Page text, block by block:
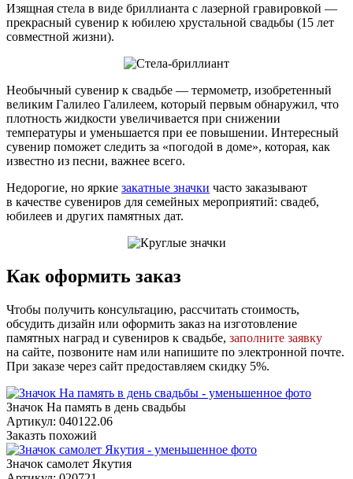
Изящная стела в виде бриллианта с лазерной гравировкой —
прекрасный сувенир к юбилею хрустальной свадьбы (15 лет
совместной жизни).
Необычный сувенир к свадьбе — термометр, изобретенный
великим Галилео Галилеем, который первым обнаружил, что
плотность жидкости увеличивается при снижении
температуры и уменьшается при ее повышении. Интересный
сувенир поможет следить за «погодой в доме», которая, как
известно из песни, важнее всего.
Недорогие, но яркие закатные значки часто заказывают
в качестве сувениров для семейных мероприятий: свадеб,
юбилеев и других памятных дат.
Как оформить заказ
Чтобы получить консультацию, рассчитать стоимость,
обсудить дизайн или оформить заказ на изготовление
памятных наград и сувениров к свадьбе, заполните заявку
на сайте, позвоните нам или напишите по электронной почте.
При заказе через сайт предоставляем скидку 5%.
Значок На память в день свадьбы
Артикул: 040122.06
Заказть похожий
Значок самолет Якутия